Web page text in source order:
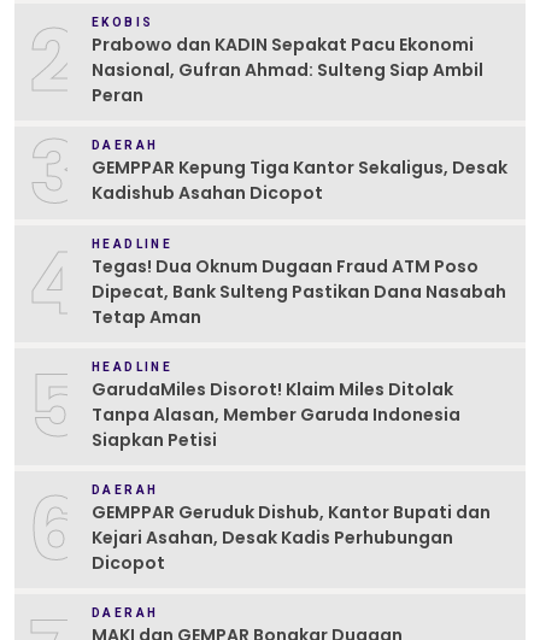
2 EKOBIS
Prabowo dan KADIN Sepakat Pacu Ekonomi
Nasional, Gufran Ahmad: Sulteng Siap Ambil
Peran
3 DAERAH
GEMPPAR Kepung Tiga Kantor Sekaligus, Desak
Kadishub Asahan Dicopot
4 HEADLINE
Tegas! Dua Oknum Dugaan Fraud ATM Poso
Dipecat, Bank Sulteng Pastikan Dana Nasabah
Tetap Aman
5 HEADLINE
GarudaMiles Disorot! Klaim Miles Ditolak
Tanpa Alasan, Member Garuda Indonesia
Siapkan Petisi
6 DAERAH
GEMPPAR Geruduk Dishub, Kantor Bupati dan
Kejari Asahan, Desak Kadis Perhubungan
Dicopot
DAERAH
MAKI dan GEMPAR Bongkar Dugaan